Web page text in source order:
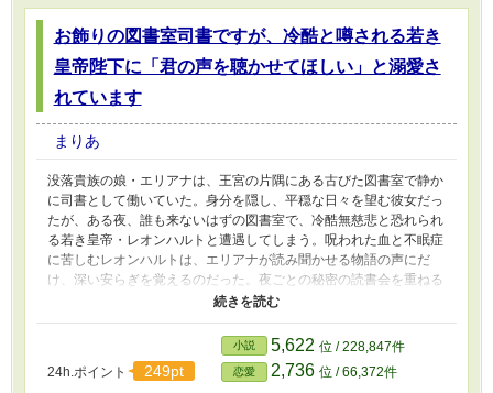
お飾りの図書室司書ですが、冷酷と噂される若き
皇帝陛下に「君の声を聴かせてほしい」と溺愛さ
れています
まりあ
没落貴族の娘・エリアナは、王宮の片隅にある古びた図書室で静か
に司書として働いていた。身分を隠し、平穏な日々を望む彼女だっ
たが、ある夜、誰も来ないはずの図書室で、冷酷無慈悲と恐れられ
る若き皇帝・レオンハルトと遭遇してしまう。呪われた血と不眠症
に苦しむレオンハルトは、エリアナが読み聞かせる物語の声にだ
け、深い安らぎを覚えるのだった。夜ごとの秘密の読書会を重ねる
うちに、二人の距離は急速に縮まっていく。しかし、身分違いの恋
を阻む王宮の陰謀が忍び寄り――。孤独な皇帝と、声を奪われかけ
た司書が紡ぐ、極上のシンデレラストーリー。
24h.ポイント 249pt
小説 5,622 位 / 228,847件
恋愛 2,736 位 / 66,372件